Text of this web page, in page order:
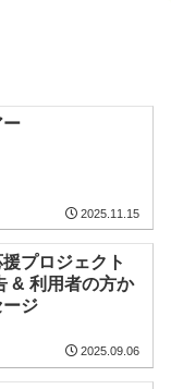
ー
2025.11.15
プロジェクト
& 利用者の方か
ージ
2025.09.06